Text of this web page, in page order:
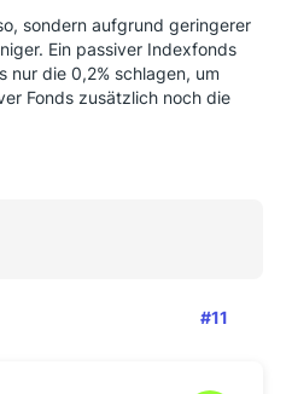
sondern aufgrund geringerer
Ein passiver Indexfonds
nur die 0,2% schlagen, um
Fonds zusätzlich noch die
#11